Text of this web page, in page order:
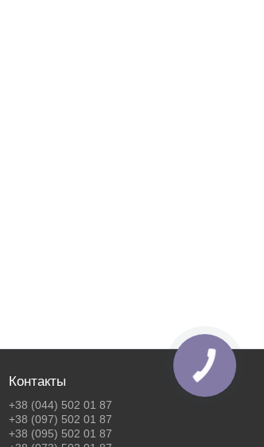
Контакты
+38 (044) 502 01 87
+38 (097) 502 01 87
+38 (095) 502 01 87